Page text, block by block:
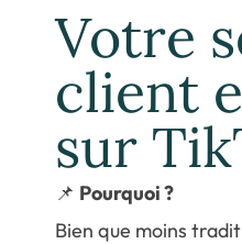
Votre
client
sur
📌 Pourquoi ?
Bien que moins